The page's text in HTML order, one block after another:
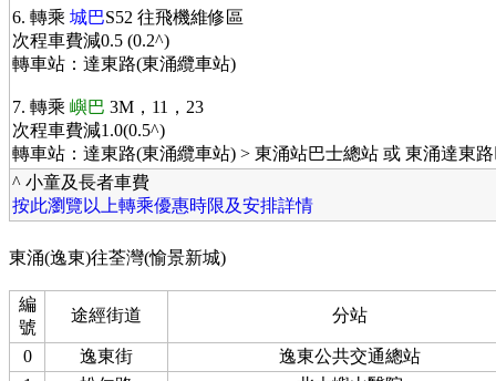
6. 轉乘 城巴S52 往飛機維修區
次程車費減0.5 (0.2^)
轉車站：達東路(東涌纜車站)
7. 轉乘 嶼巴 3M，11，23
次程車費減1.0(0.5^)
轉車站：達東路(東涌纜車站) > 東涌站巴士總站 或 東涌達東
^ 小童及長者車費
按此瀏覽以上轉乘優惠時限及安排詳情
東涌(逸東)往荃灣(愉景新城)
編
號
途經街道 分站
0 逸東街
逸東公共交通總站